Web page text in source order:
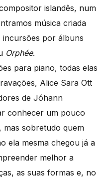
islandês, num
música criada
incursões por álbuns
Orphée.
para piano, todas elas
Alice Sara Ott
de Jóhann
conhecer um pouco
mas sobretudo quem
ela mesma chegou já a
melhor a
as suas formas e, no